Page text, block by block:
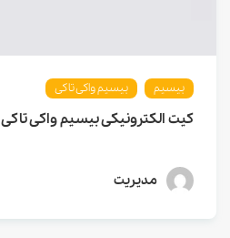
بیسیم بیسیم واکی تاکی
کیت الکترونیکی بیسیم واکی تاکی
مدیریت